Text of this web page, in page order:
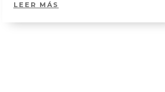
LEER MÁS